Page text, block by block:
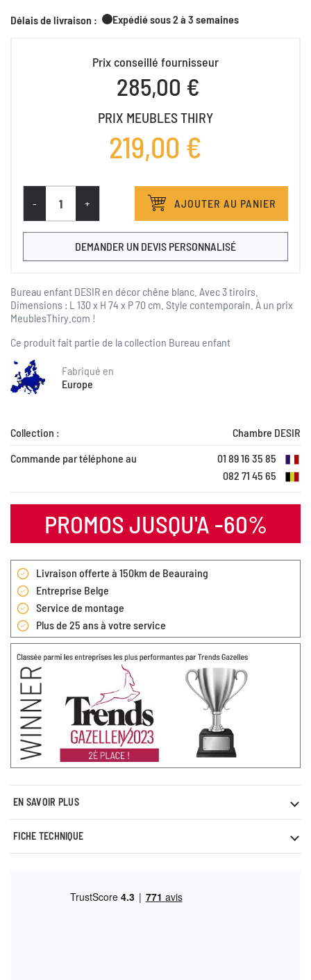
Délais de livraison : Expédié sous 2 à 3 semaines
Prix conseillé fournisseur
285,00 €
PRIX MEUBLES THIRY
219,00 €
- + AJOUTER AU PANIER
DEMANDER UN DEVIS PERSONNALISÉ
Bureau enfant DESIR en décor chêne blanc. Avec 3 tiroirs.
Dimensions : L 130 x H 74 x P 70 cm. Style contemporain. À un prix
MeublesThiry.com !
Ce produit fait partie de la collection Bureau enfant
Fabriqué en
Europe
Collection :
Chambre DESIR
Commande par téléphone au
01 89 16 35 85
082 71 45 65
PROMOS JUSQU'A -60%
Livraison offerte à 150km de Beauraing
Entreprise Belge
Service de montage
Plus de 25 ans à votre service
EN SAVOIR PLUS
FICHE TECHNIQUE